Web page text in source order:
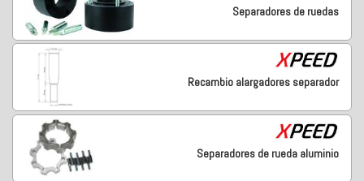
Separadores de ruedas
Recambio alargadores separador
Separadores de rueda aluminio